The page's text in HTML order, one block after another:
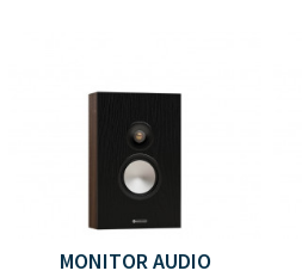
MONITOR AUDIO